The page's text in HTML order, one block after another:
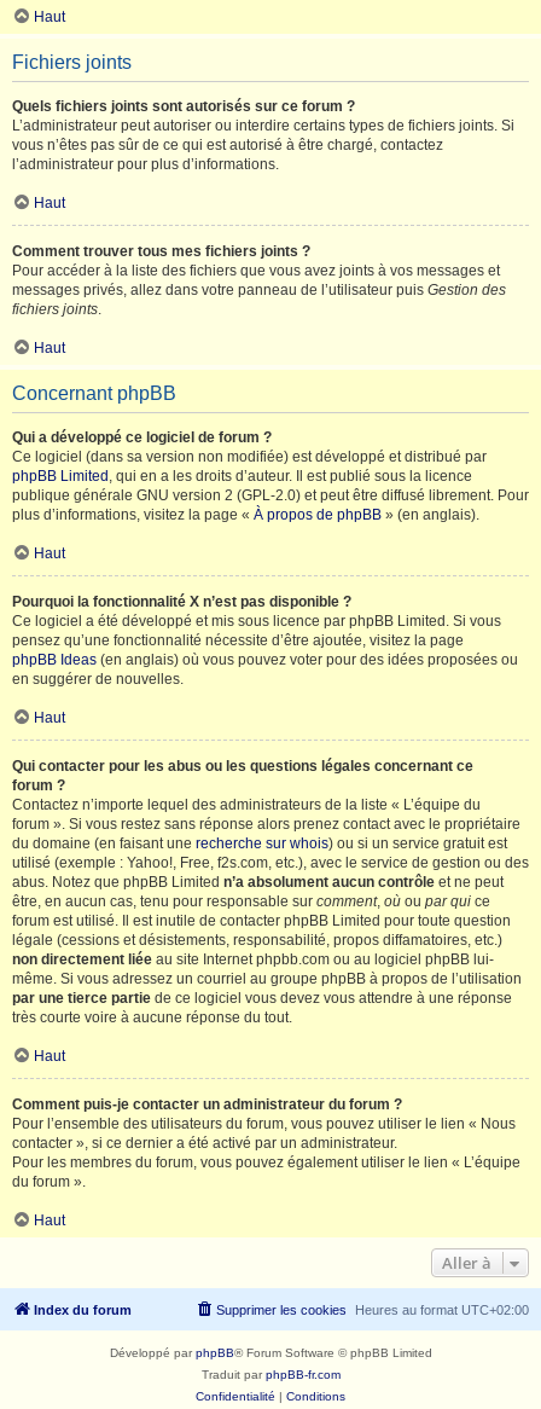
Haut
Fichiers joints
Quels fichiers joints sont autorisés sur ce forum ?
L’administrateur peut autoriser ou interdire certains types de fichiers joints. Si
vous n’êtes pas sûr de ce qui est autorisé à être chargé, contactez
l’administrateur pour plus d’informations.
Haut
Comment trouver tous mes fichiers joints ?
Pour accéder à la liste des fichiers que vous avez joints à vos messages et
messages privés, allez dans votre panneau de l’utilisateur puis Gestion des
fichiers joints.
Haut
Concernant phpBB
Qui a développé ce logiciel de forum ?
Ce logiciel (dans sa version non modifiée) est développé et distribué par
phpBB Limited , qui en a les droits d’auteur. Il est publié sous la licence
publique générale GNU version 2 (GPL-2.0) et peut être diffusé librement. Pour
plus d’informations, visitez la page « À propos de phpBB » (en anglais).
Haut
Pourquoi la fonctionnalité X n’est pas disponible ?
Ce logiciel a été développé et mis sous licence par phpBB Limited. Si vous
pensez qu’une fonctionnalité nécessite d’être ajoutée, visitez la page
phpBB Ideas (en anglais) où vous pouvez voter pour des idées proposées ou
en suggérer de nouvelles.
Haut
Qui contacter pour les abus ou les questions légales concernant ce
forum ?
Contactez n’importe lequel des administrateurs de la liste « L’équipe du
forum ». Si vous restez sans réponse alors prenez contact avec le propriétaire
du domaine (en faisant une recherche sur whois) ou si un service gratuit est
utilisé (exemple : Yahoo!, Free, f2s.com, etc.), avec le service de gestion ou des
abus. Notez que phpBB Limited n’a absolument aucun contrôle et ne peut
être, en aucun cas, tenu pour responsable sur comment, où ou par qui ce
forum est utilisé. Il est inutile de contacter phpBB Limited pour toute question
légale (cessions et désistements, responsabilité, propos diffamatoires, etc.)
non directement liée au site Internet phpbb.com ou au logiciel phpBB lui-
même. Si vous adressez un courriel au groupe phpBB à propos de l’utilisation
par une tierce partie de ce logiciel vous devez vous attendre à une réponse
très courte voire à aucune réponse du tout.
Haut
Comment puis-je contacter un administrateur du forum ?
Pour l’ensemble des utilisateurs du forum, vous pouvez utiliser le lien « Nous
contacter », si ce dernier a été activé par un administrateur.
Pour les membres du forum, vous pouvez également utiliser le lien « L’équipe
du forum ».
Haut
Aller à
Index du forum Heures au format UTC+02:00
Supprimer les cookies
Développé parphpBB® Forum Software © phpBB Limited
Traduit parphpBB-fr.com
Confidentialité | Conditions